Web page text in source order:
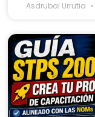
Asdrubal Urrutia